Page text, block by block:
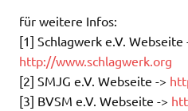
für weitere Infos:
[1] Schlagwerk e.V. Webseite
http://www.schlagwerk.org
[2] SMJG e.V. Webseite ->
[3] BVSM e.V. Webseite ->